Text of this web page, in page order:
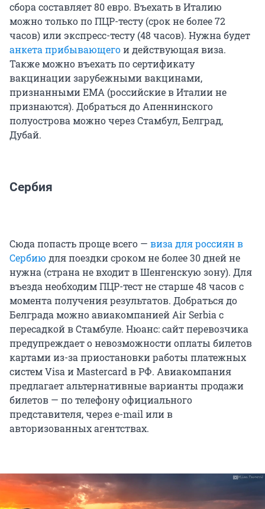
сбора составляет 80 евро. Въехать в Италию
можно только по ПЦР-тесту (срок не более 72
часов) или экспресс-тесту (48 часов). Нужна будет
анкета прибывающегои действующая виза.
Также можно въехать по сертификату
вакцинации зарубежными вакцинами,
признанными ЕМА (российские в Италии не
признаются). Добраться до Апеннинского
полуострова можно через Стамбул, Белград,
Дубай.
Сербия
Сюда попасть проще всего — виза для россиян в
Сербию для поездки сроком не более 30 дней не
нужна (страна не входит в Шенгенскую зону). Для
въезда необходим ПЦР-тест не старше 48 часов с
момента получения результатов. Добраться до
Белграда можно авиакомпанией Air Serbia с
пересадкой в Стамбуле. Нюанс: сайт перевозчика
предупреждает о невозможности оплаты билетов
картами из-за приостановки работы платежных
систем Visa и Mastercard в РФ. Авиакомпания
предлагает альтернативные варианты продажи
билетов — по телефону официального
представителя, через e-mail или в
авторизованных агентствах.